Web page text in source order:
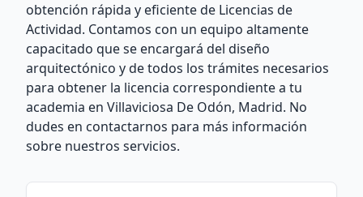
obtención rápida y eficiente de Licencias de
Actividad. Contamos con un equipo altamente
capacitado que se encargará del diseño
arquitectónico y de todos los trámites necesarios
para obtener la licencia correspondiente a tu
academia en Villaviciosa De Odón, Madrid. No
dudes en contactarnos para más información
sobre nuestros servicios.